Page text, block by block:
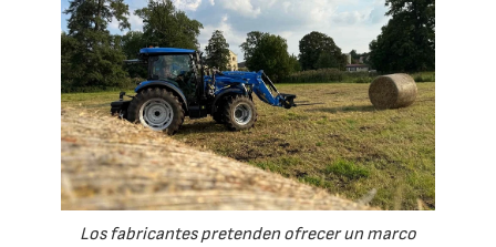
Los fabricantes pretenden ofrecer un marco